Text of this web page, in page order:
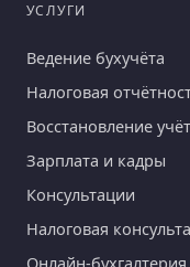
УСЛУГИ
Ведение бухучёта
Налоговая
Восстановление
Зарплата и кадры
Консультации
Налоговая
Онлайн-бухгалтерия